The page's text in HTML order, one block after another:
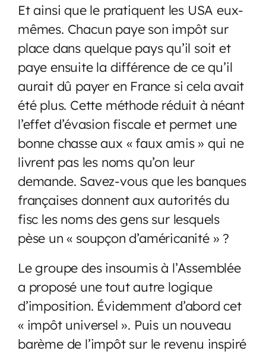
Et ainsi que le pratiquent les USA eux-
mêmes. Chacun paye son impôt sur
place dans quelque pays qu’il soit et
paye ensuite la différence de ce qu’il
aurait dû payer en France si cela avait
été plus. Cette méthode réduit à néant
l’effet d’évasion fiscale et permet une
bonne chasse aux « faux amis » qui ne
livrent pas les noms qu’on leur
demande. Savez-vous que les banques
françaises donnent aux autorités du
fisc les noms des gens sur lesquels
pèse un « soupçon d’américanité » ?
Le groupe des insoumis à l’Assemblée
a proposé une tout autre logique
d’imposition. Évidemment d’abord cet
« impôt universel ». Puis un nouveau
barème de l’impôt sur le revenu inspiré